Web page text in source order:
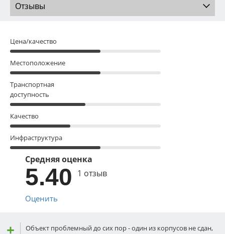
Отзывы
Цена/качество
Местоположение
Транспортная
доступность
Качество
Инфраструктура
Средняя оценка
5.40 1 отзыв
Оценить
Объект проблемный до сих пор - один из корпусов не сдан,